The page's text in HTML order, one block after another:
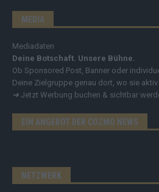
MEDIA
Mediadaten
Deine Botschaft. Unsere Bühne.
Ob Sponsored Post, Banner oder
Deine Zielgruppe genau dort, wo sie aktiv
➔ Jetzt Werbung buchen & sichtbar
EIN ANGEBOT DER COZMO NEWS
NETZWERK